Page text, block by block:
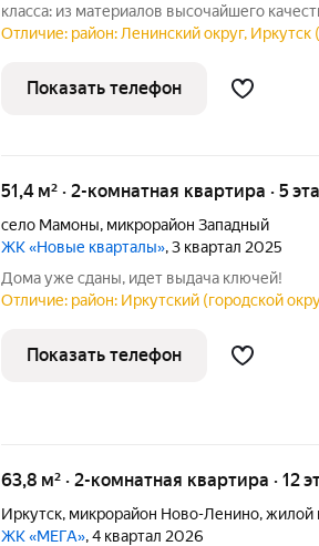
класса: из материалов высочайшего
передовых технологий. Развитая
«Метро», остановки
Отличие: район: Ленинский округ, Иркутск
Показать телефон
51,4 м² · 2-комнатная квартира · 5
село Мамоны, микрорайон Западный
ЖК «Новые кварталы», 3 квартал 2025
Дома уже сданы, идет выдача ключей!
Отличие: район: Иркутский (городской
Показать телефон
63,8 м² · 2-комнатная квартира · 12
Иркутск, микрорайон Ново-Ленино,жилой
ЖК «МЕГА», 4 квартал 2026